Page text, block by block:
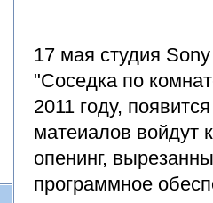
17 мая студия
"Соседка по
2011 году,
матеиалов войдут
опенинг,
программное